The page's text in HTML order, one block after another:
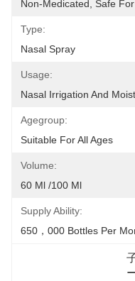
Non-Medicated, Safe
Type:
Nasal Spray
Usage:
Nasal Irrigation And
Agegroup:
Suitable For All Ages
Volume:
60 Ml /100 Ml
Supply Ability:
650，000 Bottles Per